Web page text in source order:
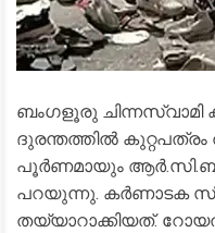
ബംഗളൂരു ചിന്നസ്വാമി
ദുരന്തത്തിൽ കുറ്റപത്രം
പൂർണമായും
പറയുന്നു. കർണാടക
തയ്യാറാക്കിയത്.